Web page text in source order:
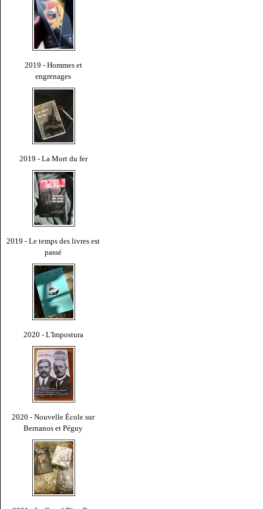
2019 - Hommes et
engrenages
2019 - La Mort du fer
2019 - Le temps des livres est
passé
2020 - L'Impostura
2020 - Nouvelle École sur
Bernanos et Péguy